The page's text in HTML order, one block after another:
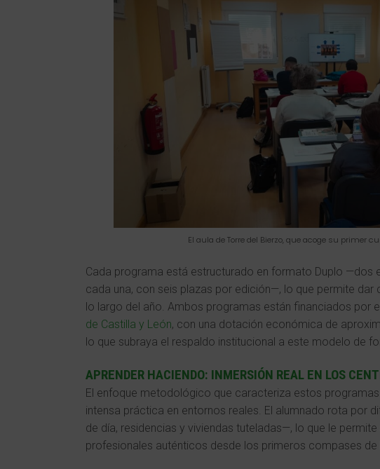
El aula de Torre del Bierzo, que acoge su primer
Cada programa está estructurado en formato Duplo —dos
cada una, con seis plazas por edición—, lo que permite
lo largo del año. Ambos programas están financiados por el
de Castilla y León, con una dotación económica de
lo que subraya el respaldo institucional a este modelo de
APRENDER HACIENDO: INMERSIÓN REAL EN LOS
El enfoque metodológico que caracteriza estos
intensa práctica en entornos reales. El alumnado rota por
de día, residencias y viviendas tuteladas—, lo que le
profesionales auténticos desde los primeros compases de